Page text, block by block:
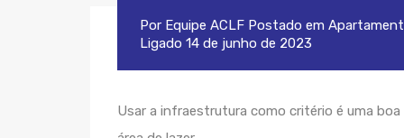
Por Equipe ACLF Postado em
Ligado 14 de junho de 2023
Usar a infraestrutura como critério é uma